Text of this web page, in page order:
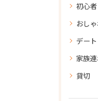
初心者
おし
デート
家族
貸切